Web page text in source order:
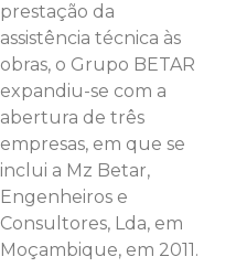
prestação da
assistência técnica às
obras, o Grupo BETAR
expandiu-se com a
abertura de três
empresas, em que se
inclui a Mz Betar,
Engenheiros e
Consultores, Lda, em
Moçambique, em 2011.